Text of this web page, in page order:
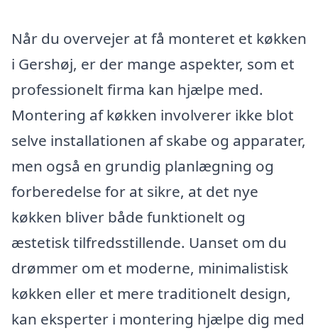
Når du overvejer at få monteret et køkken
i Gershøj, er der mange aspekter, som et
professionelt firma kan hjælpe med.
Montering af køkken involverer ikke blot
selve installationen af skabe og apparater,
men også en grundig planlægning og
forberedelse for at sikre, at det nye
køkken bliver både funktionelt og
æstetisk tilfredsstillende. Uanset om du
drømmer om et moderne, minimalistisk
køkken eller et mere traditionelt design,
kan eksperter i montering hjælpe dig med